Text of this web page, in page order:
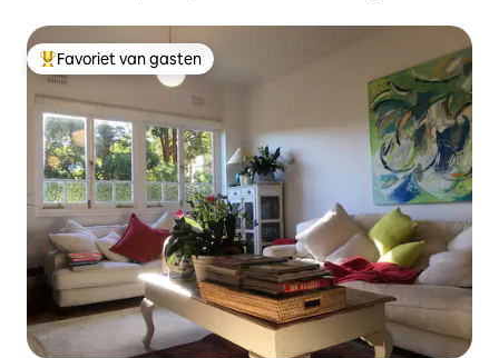
Topfavoriet van gasten
Favoriet van gasten